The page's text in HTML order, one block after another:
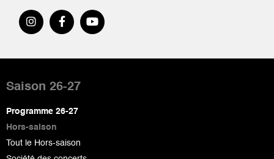
de
page
Saison 26-27
Programme 26-27
Hors-saison
Tout le Hors-saison